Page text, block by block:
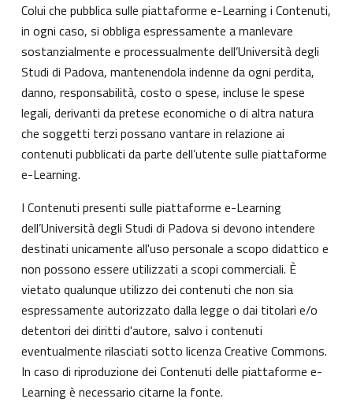
Colui che pubblica sulle piattaforme e-Learning i Contenuti,
in ogni caso, si obbliga espressamente a manlevare
sostanzialmente e processualmente dell’Università degli
Studi di Padova, mantenendola indenne da ogni perdita,
danno, responsabilità, costo o spese, incluse le spese
legali, derivanti da pretese economiche o di altra natura
che soggetti terzi possano vantare in relazione ai
contenuti pubblicati da parte dell’utente sulle piattaforme
e-Learning.
I Contenuti presenti sulle piattaforme e-Learning
dell’Università degli Studi di Padova si devono intendere
destinati unicamente all'uso personale a scopo didattico e
non possono essere utilizzati a scopi commerciali. È
vietato qualunque utilizzo dei contenuti che non sia
espressamente autorizzato dalla legge o dai titolari e/o
detentori dei diritti d'autore, salvo i contenuti
eventualmente rilasciati sotto licenza Creative Commons.
In caso di riproduzione dei Contenuti delle piattaforme e-
Learning è necessario citarne la fonte.